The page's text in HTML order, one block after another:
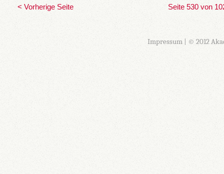
< Vorherige Seite Seite 530 von
Impressum| © 2012